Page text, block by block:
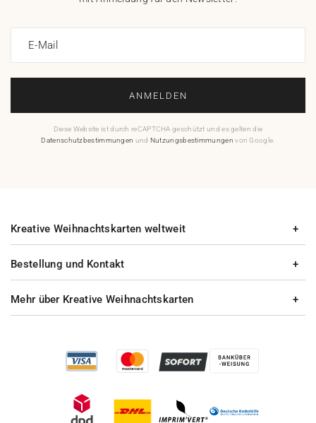
E-Mail
ANMELDEN
Diese Website ist durch reCAPTCHA geschützt und es gelten die
Datenschutzbestimmungen und Nutzungsbestimmungen von Google.
Bestellung und Kontakt
Mehr über Kreative Weihnachtskarten
Kreative Weihnachtskarten weltweit